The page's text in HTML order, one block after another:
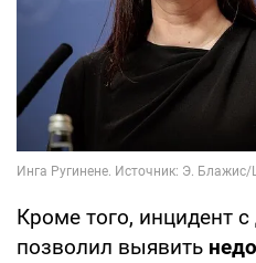
Кроме того, инцидент
позволил выявить